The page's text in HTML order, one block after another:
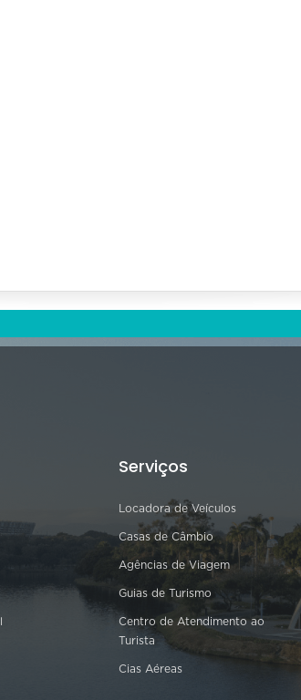
Serviços
Locadora de Veículos
Casas de Câmbio
Agências de Viagem
Guias de Turismo
Centro de Atendimento ao
Turista
Cias Aéreas